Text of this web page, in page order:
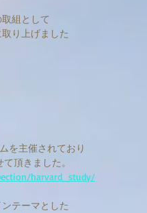
組として
り上げました
を主催されており
頂きました。
harvard_study/
テーマとした